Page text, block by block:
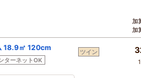
加
加
18.9㎡ 120cm
ターネットOK
ツイン